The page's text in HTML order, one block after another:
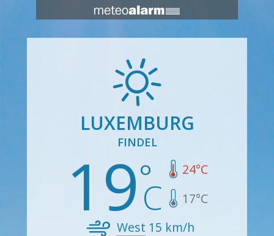
LUXEMBURG
FINDEL
19 24°C
17°C
West 15 km/h